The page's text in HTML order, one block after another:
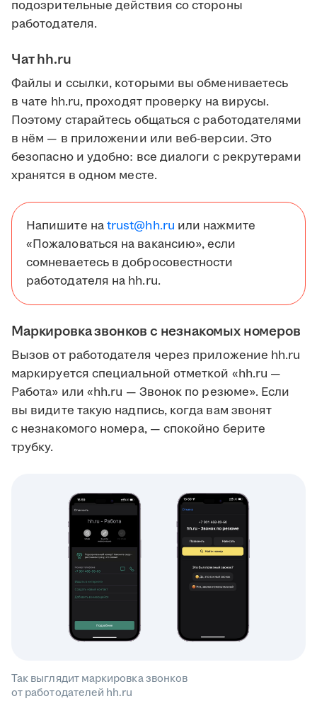
подозрительные действия со стороны
работодателя.
Чат hh.ru
Файлы и ссылки, которыми вы обмениваетесь
в чате hh.ru, проходят проверку на вирусы.
Поэтому старайтесь общаться с работодателями
в нём — в приложении или веб-версии. Это
безопасно и удобно: все диалоги с рекрутерами
хранятся в одном месте.
Напишите наtrust@hh.ru или нажмите
«Пожаловаться на вакансию», если
сомневаетесь в добросовестности
работодателя на hh.ru.
Маркировка звонков с незнакомых номеров
Вызов от работодателя через приложение hh.ru
маркируется специальной отметкой «hh.ru —
Работа» или «hh.ru — Звонок по резюме». Если
вы видите такую надпись, когда вам звонят
с незнакомого номера, — спокойно берите
трубку.
Так выглядит маркировка звонков
от работодателей hh.ru